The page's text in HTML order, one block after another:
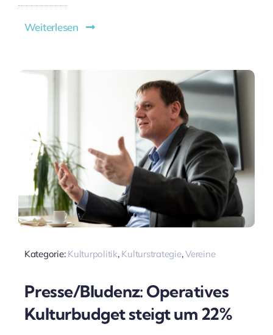
Weiterlesen
Kategorie: Kulturpolitik, Kulturstrategie,Vereine
Presse/Bludenz: Operatives
Kulturbudget steigt um 22%